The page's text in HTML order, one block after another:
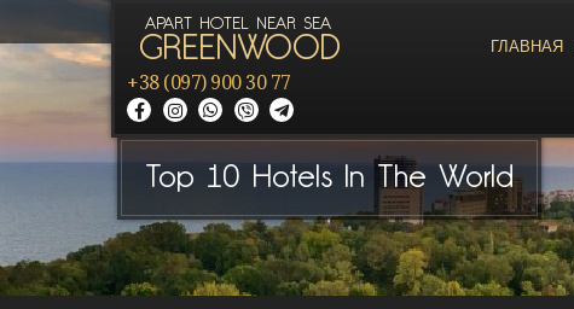
APART HOTEL NEAR SEA
GREENWOOD ГЛАВНАЯ
+38 (097) 900 30 77
Top 10 Hotels In The World